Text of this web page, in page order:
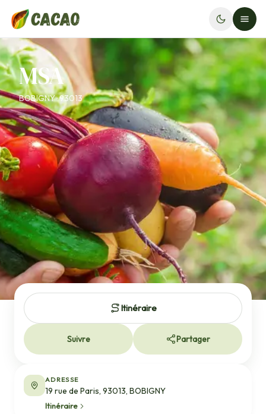
MSA
BOBIGNY · 93013
Itinéraire
Suivre Partager
ADRESSE
19 rue de Paris, 93013, BOBIGNY
Itinéraire